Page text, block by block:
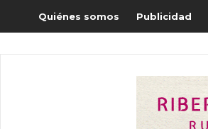
Quiénes somos Publicidad